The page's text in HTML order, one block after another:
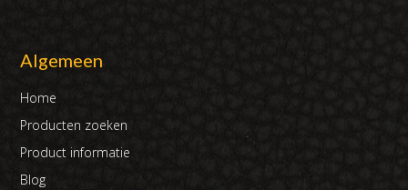
Algemeen
Home
Producten zoeken
Product informatie
Blog